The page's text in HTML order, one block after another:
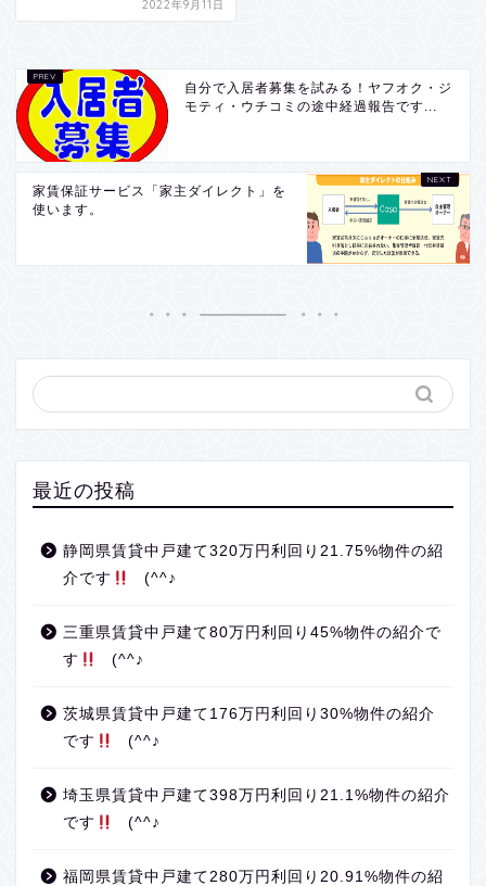
2022年9月11日
自分で入居者募集を試みる！ヤフオク・ジ
モティ・ウチコミの途中経過報告です...
家賃保証サービス「家主ダイレクト」を
使います。
最近の投稿
静岡県賃貸中戸建て320万円利回り21.75%物件の紹
介です
(^^♪
三重県賃貸中戸建て80万円利回り45%物件の紹介で
す
(^^♪
茨城県賃貸中戸建て176万円利回り30%物件の紹介
です
(^^♪
埼玉県賃貸中戸建て398万円利回り21.1%物件の紹介
です
(^^♪
福岡県賃貸中戸建て280万円利回り20.91%物件の紹